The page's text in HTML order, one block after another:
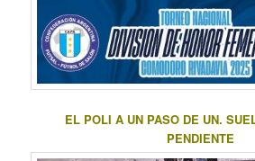
EL POLI A UN PASO DE UN.
PENDIENTE